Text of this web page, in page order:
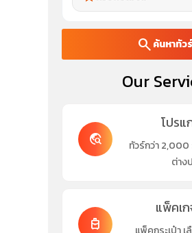
search ค้นหาทัวร์
Our
travel_explore
โปรแ
ทัวร์กว่า 2,000
ต่าง
travel_luggage_and_bags
แพ็คเ